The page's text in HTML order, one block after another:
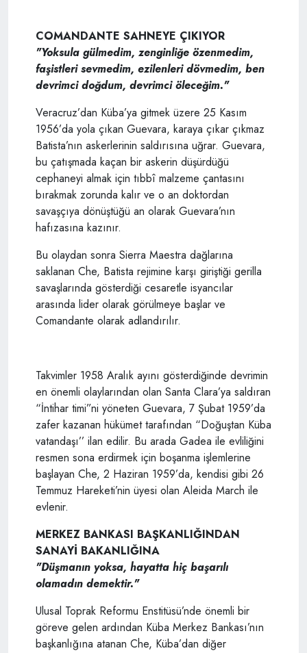
COMANDANTE SAHNEYE ÇIKIYOR
"Yoksula gülmedim, zenginliğe özenmedim,
faşistleri sevmedim, ezilenleri dövmedim, ben
devrimci doğdum, devrimci öleceğim."
Veracruz’dan Küba’ya gitmek üzere 25 Kasım
1956’da yola çıkan Guevara, karaya çıkar çıkmaz
Batista’nın askerlerinin saldırısına uğrar. Guevara,
bu çatışmada kaçan bir askerin düşürdüğü
cephaneyi almak için tıbbî malzeme çantasını
bırakmak zorunda kalır ve o an doktordan
savaşçıya dönüştüğü an olarak Guevara’nın
hafızasına kazınır.
Bu olaydan sonra Sierra Maestra dağlarına
saklanan Che, Batista rejimine karşı giriştiği gerilla
savaşlarında gösterdiği cesaretle isyancılar
arasında lider olarak görülmeye başlar ve
Comandante olarak adlandırılır.
Takvimler 1958 Aralık ayını gösterdiğinde devrimin
en önemli olaylarından olan Santa Clara’ya saldıran
“İntihar timi”ni yöneten Guevara, 7 Şubat 1959’da
zafer kazanan hükümet tarafından “Doğuştan Küba
vatandaşı’’ ilan edilir. Bu arada Gadea ile evliliğini
resmen sona erdirmek için boşanma işlemlerine
başlayan Che, 2 Haziran 1959’da, kendisi gibi 26
Temmuz Hareketi’nin üyesi olan Aleida March ile
evlenir.
MERKEZ BANKASI BAŞKANLIĞINDAN
SANAYİ BAKANLIĞINA
"Düşmanın yoksa, hayatta hiç başarılı
olamadın demektir."
Ulusal Toprak Reformu Enstitüsü’nde önemli bir
göreve gelen ardından Küba Merkez Bankası’nın
başkanlığına atanan Che, Küba’dan diğer